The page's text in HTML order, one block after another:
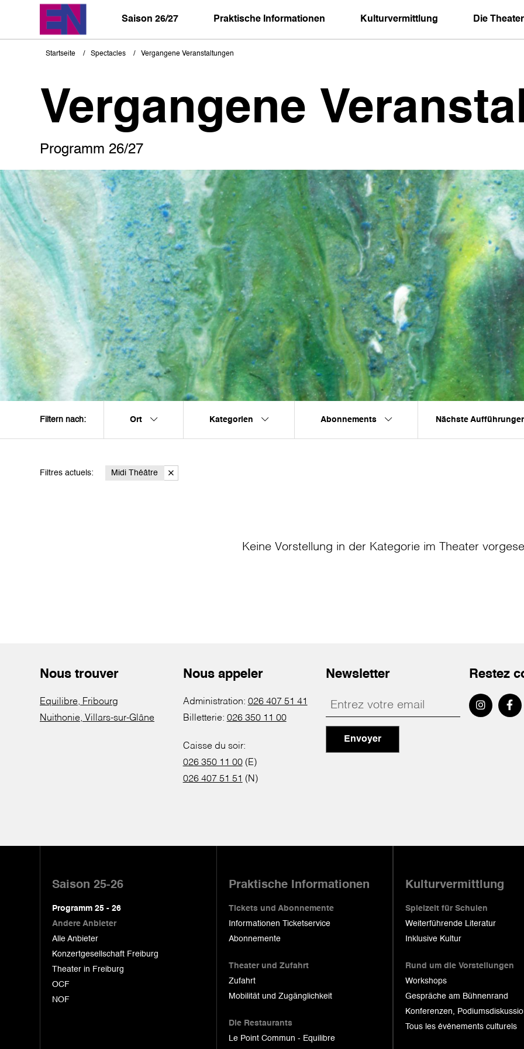
Saison 26/27 Praktische Informationen Kulturvermittlung Die Theater
Pfadnavigation
Startseite Spectacles Vergangene Veranstaltungen
Vergangene
Programm 26/27
Filtern nach: Ort Kategorien Abonnements Nächste
Filtres actuels: Midi Théâtre
Keine Vorstellung in der Kategorie im Theater
Nous trouver
Equilibre, Fribourg
Nuithonie, Villars-sur-Glâne
Nous appeler
Administration: 026 407 51 41
Billetterie: 026 350 11 00
Caisse du soir:
026 350 11 00(E)
026 407 51 51 (N)
Newsletter
Envoyer
Restez
Saison 25-26
Programm 25 - 26
Andere Anbieter
Alle Anbieter
Konzertgesellschaft Freiburg
Theater in Freiburg
OCF
NOF
Praktische Informationen
Tickets und Abonnemente
Informationen Ticketservice
Abonnemente
Theater und Zufahrt
Zufahrt
Mobilität und Zugänglichkeit
Die Restaurants
Le Point Commun - Equilibre
Kulturvermittlung
Spielzeit für Schulen
Weiterführende Literatur
Inklusive Kultur
Rund um die Vorstellungen
Workshops
Gespräche am Bühnenrand
Konferenzen,
Tous les événements culturels